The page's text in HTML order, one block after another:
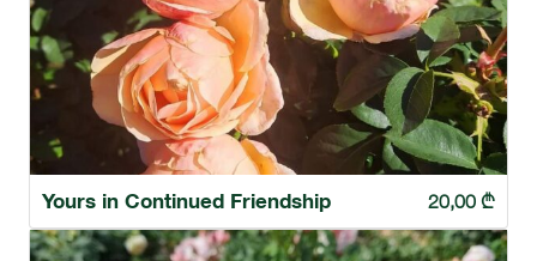
Yours in Continued Friendship 20,00 ₾